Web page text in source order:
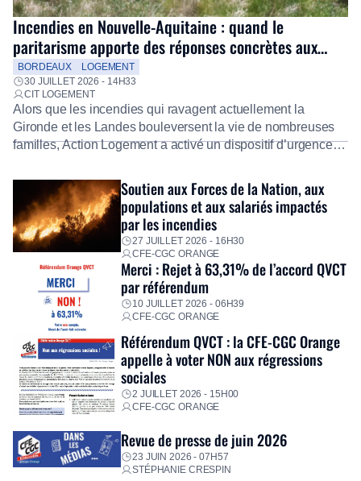
Incendies en Nouvelle-Aquitaine : quand le
paritarisme apporte des réponses concrètes aux
salariés
BORDEAUX
LOGEMENT
30 JUILLET 2026 - 14H33
CIT LOGEMENT
Alors que les incendies qui ravagent actuellement la
Gironde et les Landes bouleversent la vie de nombreuses
familles, Action Logement a activé un dispositif d’urgence
Fidèle à sa mission d’utilité sociale, le Groupe mobilise
immédiatement ses équipes afin de proposer un diagnostic
personnalisé, des aides financières pour faire face aux
premières dépenses, […]
Soutien aux Forces de la Nation, aux
populations et aux salariés impactés
par les incendies
27 JUILLET 2026 - 16H30
CFE-CGC ORANGE
Merci : Rejet à 63,31% de l’accord QVCT
par référendum
10 JUILLET 2026 - 06H39
CFE-CGC ORANGE
Référendum QVCT : la CFE-CGC Orange
appelle à voter NON aux régressions
sociales
2 JUILLET 2026 - 15H00
CFE-CGC ORANGE
Revue de presse de juin 2026
23 JUIN 2026 - 07H57
STÉPHANIE CRESPIN